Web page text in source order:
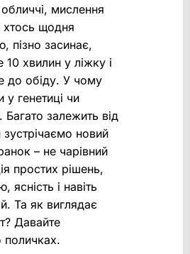
мислення
щодня
пізно засинає,
хвилин у ліжку і
до обіду. У чому
у генетиці чи
Багато залежить від
новий
– не чарівний
простих рішень,
ясність і навіть
Та як виглядає
Давайте